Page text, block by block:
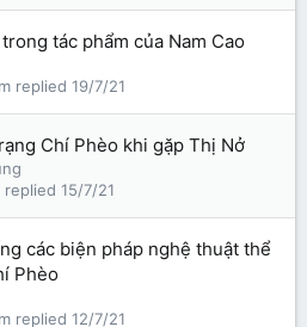
tác phẩm của Nam Cao
19/7/21
Chí Phèo khi gặp Thị Nở
15/7/21
các biện pháp nghệ thuật thể
Phèo
12/7/21